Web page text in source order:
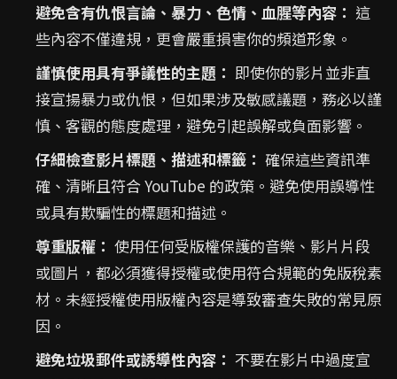
避免含有仇恨言論、暴力、色情、血腥等內容： 這
些內容不僅違規，更會嚴重損害你的頻道形象。
謹慎使用具有爭議性的主題： 即使你的影片並非直
接宣揚暴力或仇恨，但如果涉及敏感議題，務必以謹
慎、客觀的態度處理，避免引起誤解或負面影響。
仔細檢查影片標題、描述和標籤： 確保這些資訊準
確、清晰且符合 YouTube 的政策。避免使用誤導性
或具有欺騙性的標題和描述。
尊重版權： 使用任何受版權保護的音樂、影片片段
或圖片，都必須獲得授權或使用符合規範的免版稅素
材。未經授權使用版權內容是導致審查失敗的常見原
因。
避免垃圾郵件或誘導性內容： 不要在影片中過度宣